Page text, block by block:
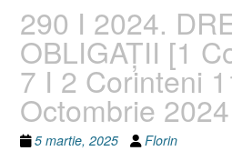
290 I 2024.
OBLIGAȚII [1
7 I 2 Corinteni
Octombrie 2024
5 martie, 2025 Florin